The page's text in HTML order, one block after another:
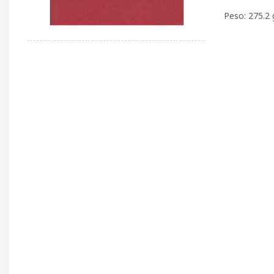
Peso: 275.2